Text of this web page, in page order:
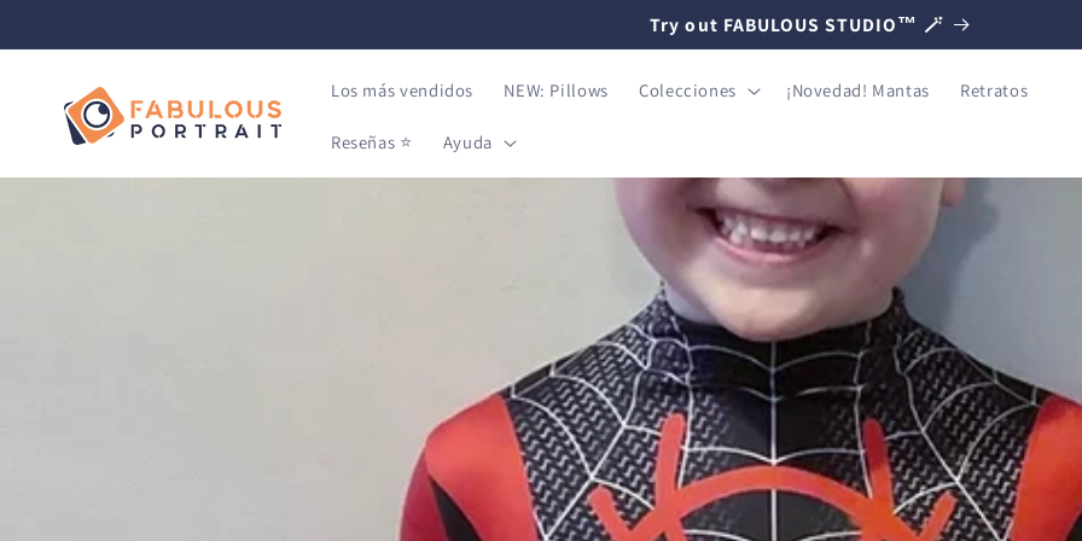
CONTENIDO
Try out FABULOUS STUDIO™ 🪄
Los más vendidos NEW: Pillows Colecciones ¡Novedad! Mantas Retratos
Reseñas ⭐ Ayuda